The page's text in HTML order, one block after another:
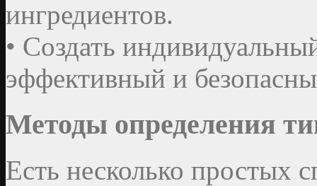
ингредиентов.
• Создать
эффективный и
Методы определения
Есть несколько простых